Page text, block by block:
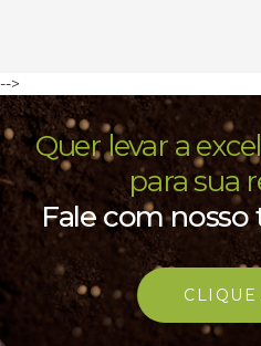
-->
Quer levar a
para sua
Fale com
CLIQUE